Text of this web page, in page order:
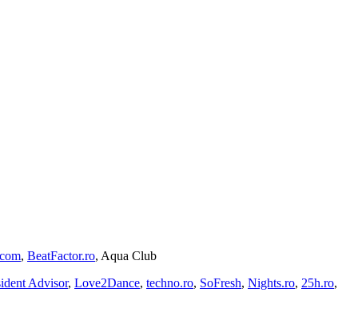
, BeatFactor.ro, Aqua Club
Advisor, Love2Dance, techno.ro, SoFresh, Nights.ro, 25h.ro,